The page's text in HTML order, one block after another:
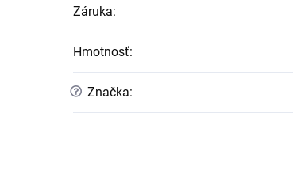
Záruka:
Hmotnosť:
? Značka: